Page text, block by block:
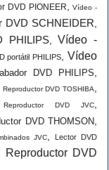
DVD PIONEER ,Vídeo -
DVD SCHNEIDER
PHILIPS,Vídeo -
portátil PHILIPS ,Vídeo
DVD PHILIPS
Reproductor DVD TOSHIBA
Reproductor DVD JVC
DVD THOMSON
JVC
Lector DVD
Reproductor DVD